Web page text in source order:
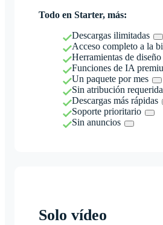
Todo en Starter, más:
Descargas ilimitadas
Acceso completo a la
Herramientas de
Funciones de IA
Un paquete por mes
Sin atribución requerida
Descargas más rápidas
Soporte prioritario
Sin anuncios
Solo vídeo